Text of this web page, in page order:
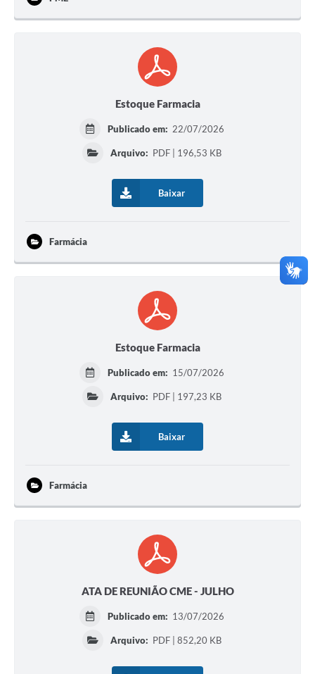
Estoque Farmacia
Publicado em: 22/07/2026
Arquivo: PDF | 196,53 KB
Baixar
Farmácia
Estoque Farmacia
Publicado em: 15/07/2026
Arquivo: PDF | 197,23 KB
Baixar
Farmácia
ATA DE REUNIÃO CME - JULHO
Publicado em: 13/07/2026
Arquivo: PDF | 852,20 KB